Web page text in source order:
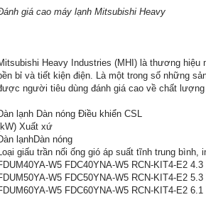
giá cao máy lạnh Mitsubishi Heavy
Heavy Industries (MHI) là thương
bỉ và tiết kiện điện. Là một trong số những
người tiêu dùng đánh giá cao về chất
lạnh Dàn nóng Điều khiển CSL
Xuất xứ
lạnhDàn nóng
giấu trần nối ống gió áp suất tĩnh trung bình,
W5 FDC40YNA-W5 RCN-KIT4-E2 4.3
W5 FDC50YNA-W5 RCN-KIT4-E2 5.3
W5 FDC60YNA-W5 RCN-KIT4-E2 6.1